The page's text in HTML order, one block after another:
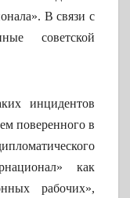
В связи с
советской
инцидентов
поверенного в
как
рабочих»,